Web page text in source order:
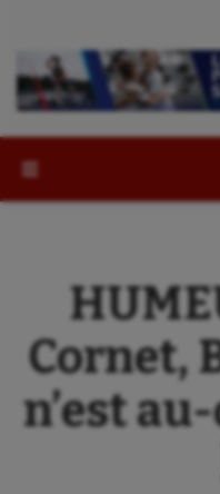
Cornet,
n’est